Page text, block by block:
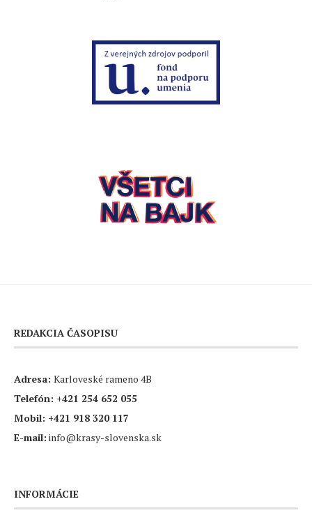
REDAKCIA ČASOPISU
Adresa: Karloveské rameno 4B
Telefón: +421 254 652 055
Mobil: +421 918 320 117
E-mail: info@krasy-slovenska.sk
INFORMÁCIE